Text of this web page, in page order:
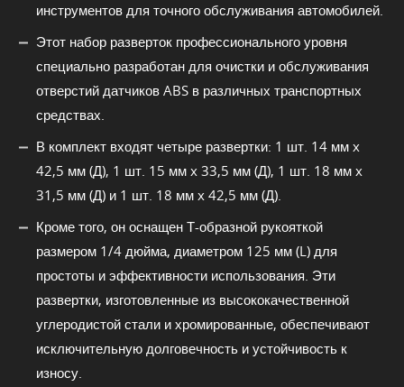
инструментов для точного обслуживания автомобилей.
Этот набор разверток профессионального уровня
специально разработан для очистки и обслуживания
отверстий датчиков ABS в различных транспортных
средствах.
В комплект входят четыре развертки: 1 шт. 14 мм x
42,5 мм (Д), 1 шт. 15 мм x 33,5 мм (Д), 1 шт. 18 мм x
31,5 мм (Д) и 1 шт. 18 мм x 42,5 мм (Д).
Кроме того, он оснащен Т-образной рукояткой
размером 1/4 дюйма, диаметром 125 мм (L) для
простоты и эффективности использования. Эти
развертки, изготовленные из высококачественной
углеродистой стали и хромированные, обеспечивают
исключительную долговечность и устойчивость к
износу.